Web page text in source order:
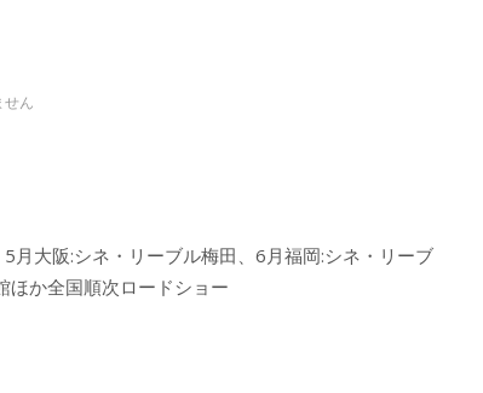
せん
大阪:シネ・リーブル梅田、6月福岡:シネ・リーブ
ほか全国順次ロードショー